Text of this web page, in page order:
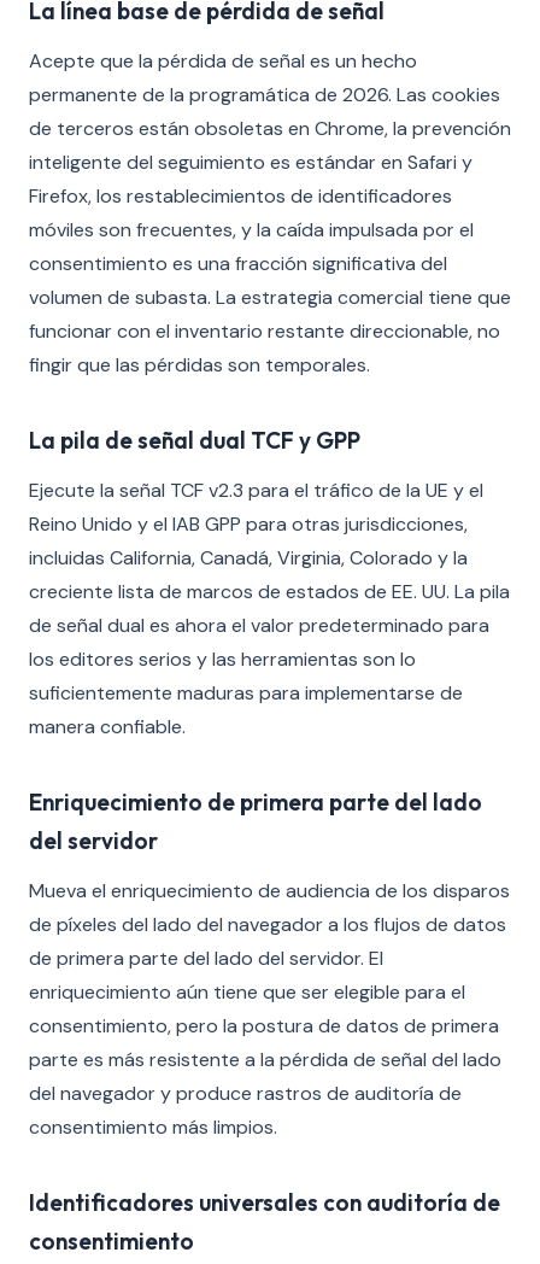
La línea base de pérdida de señal
Acepte que la pérdida de señal es un hecho
permanente de la programática de 2026. Las cookies
de terceros están obsoletas en Chrome, la prevención
inteligente del seguimiento es estándar en Safari y
Firefox, los restablecimientos de identificadores
móviles son frecuentes, y la caída impulsada por el
consentimiento es una fracción significativa del
volumen de subasta. La estrategia comercial tiene que
funcionar con el inventario restante direccionable, no
fingir que las pérdidas son temporales.
La pila de señal dual TCF y GPP
Ejecute la señal TCF v2.3 para el tráfico de la UE y el
Reino Unido y el IAB GPP para otras jurisdicciones,
incluidas California, Canadá, Virginia, Colorado y la
creciente lista de marcos de estados de EE. UU. La pila
de señal dual es ahora el valor predeterminado para
los editores serios y las herramientas son lo
suficientemente maduras para implementarse de
manera confiable.
Enriquecimiento de primera parte del lado
del servidor
Mueva el enriquecimiento de audiencia de los disparos
de píxeles del lado del navegador a los flujos de datos
de primera parte del lado del servidor. El
enriquecimiento aún tiene que ser elegible para el
consentimiento, pero la postura de datos de primera
parte es más resistente a la pérdida de señal del lado
del navegador y produce rastros de auditoría de
consentimiento más limpios.
Identificadores universales con auditoría de
consentimiento